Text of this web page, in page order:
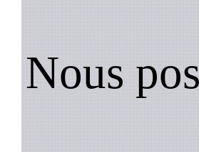
Nous